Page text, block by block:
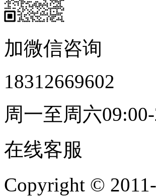
加微信咨询
18312669602
周一至周六
在线客服
Copyright ©